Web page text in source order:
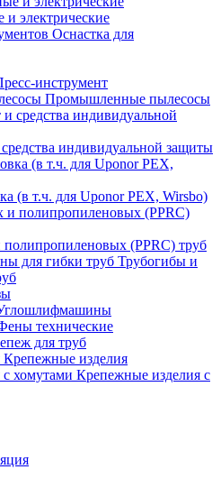
электрические
Оснастка для
инструмент
Промышленные пылесосы
индивидуальной защиты
(в т.ч. для Uponor PEX, Wirsbo)
(PPRC) труб
Трубогибы и
технические
для труб
Крепежные изделия
Крепежные изделия с